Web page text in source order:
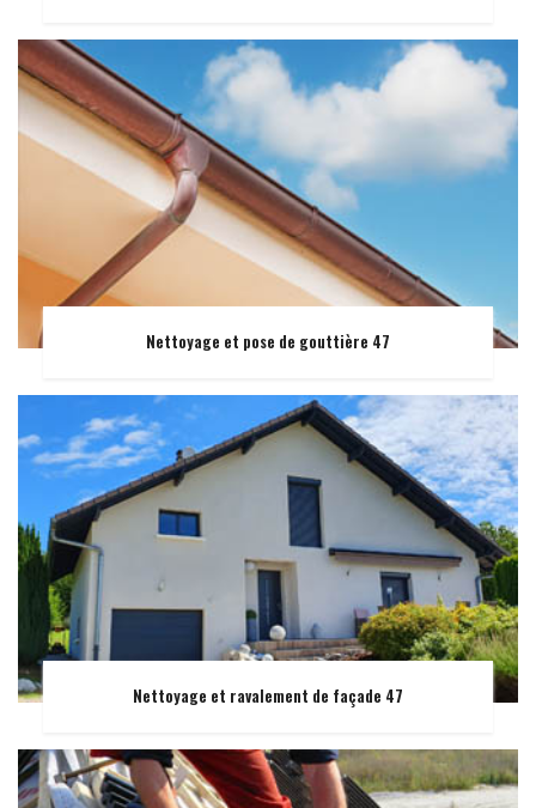
Nettoyage et pose de gouttière 47
Nettoyage et ravalement de façade 47